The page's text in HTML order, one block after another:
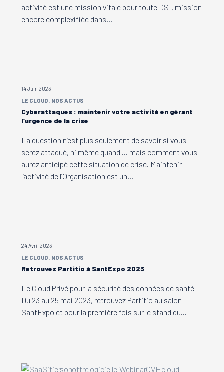
activité est une mission vitale pour toute DSI, mission
encore complexifiée dans…
14 Juin 2023
LE CLOUD
NOS ACTUS
Cyberattaques : maintenir votre activité en gérant
l’urgence de la crise
La question n’est plus seulement de savoir si vous
serez attaqué, ni même quand … mais comment vous
aurez anticipé cette situation de crise. Maintenir
l’activité de l’Organisation est un…
24 Avril 2023
LE CLOUD
NOS ACTUS
Retrouvez Partitio à SantExpo 2023
Le Cloud Privé pour la sécurité des données de santé
Du 23 au 25 mai 2023, retrouvez Partitio au salon
SantExpo et pour la première fois sur le stand du…